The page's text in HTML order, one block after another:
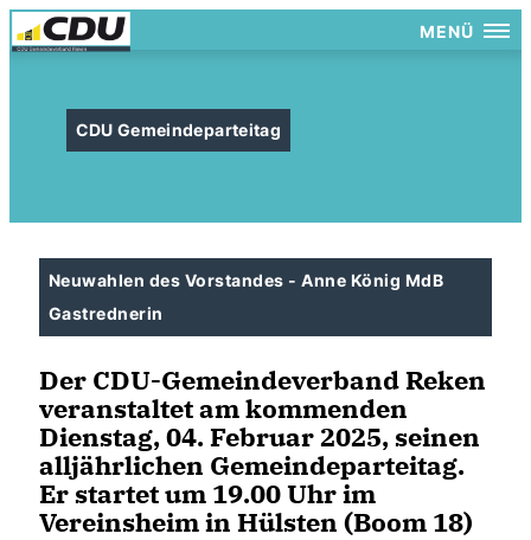
MENÜ
CDU Gemeindeparteitag
Neuwahlen des Vorstandes - Anne König MdB
Gastrednerin
Der CDU-Gemeindeverband Reken
veranstaltet am kommenden
Dienstag, 04. Februar 2025, seinen
alljährlichen Gemeindeparteitag.
Er startet um 19.00 Uhr im
Vereinsheim in Hülsten (Boom 18)